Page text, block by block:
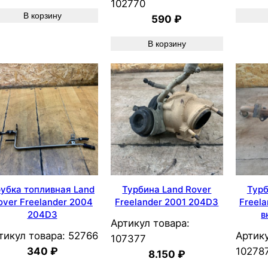
В корзину
102770
590₽
В корзину
топливная Land
Freelander 2004
204D3
товара: 52766
340 ₽
Турбина Land Rover
Freelander 2001 204D3
Артикул товара:
107377
8.150 ₽